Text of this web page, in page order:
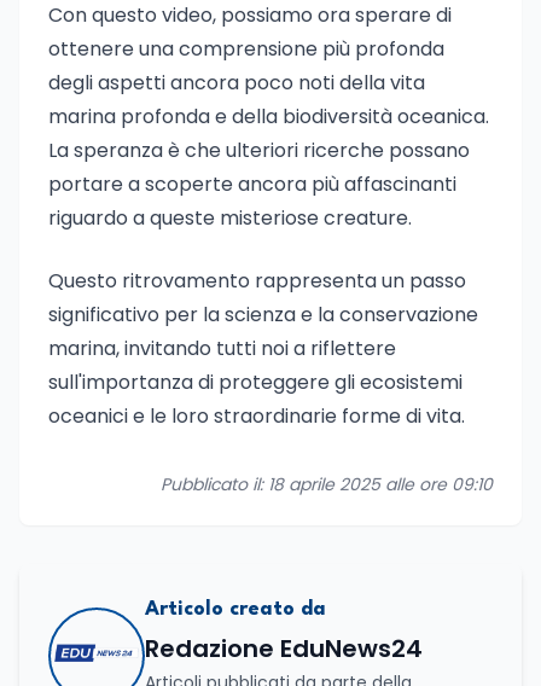
Con questo video, possiamo ora sperare di
ottenere una comprensione più profonda
degli aspetti ancora poco noti della vita
marina profonda e della biodiversità oceanica.
La speranza è che ulteriori ricerche possano
portare a scoperte ancora più affascinanti
riguardo a queste misteriose creature.
Questo ritrovamento rappresenta un passo
significativo per la scienza e la conservazione
marina, invitando tutti noi a riflettere
sull'importanza di proteggere gli ecosistemi
oceanici e le loro straordinarie forme di vita.
Pubblicato il: 18 aprile 2025 alle ore 09:10
Articolo creato da
Redazione EduNews24